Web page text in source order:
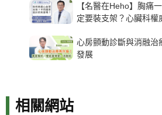
【名醫在Heho】胸痛
定要裝支架？心臟科權
心房顫動診斷與消融治
發展
相關網站